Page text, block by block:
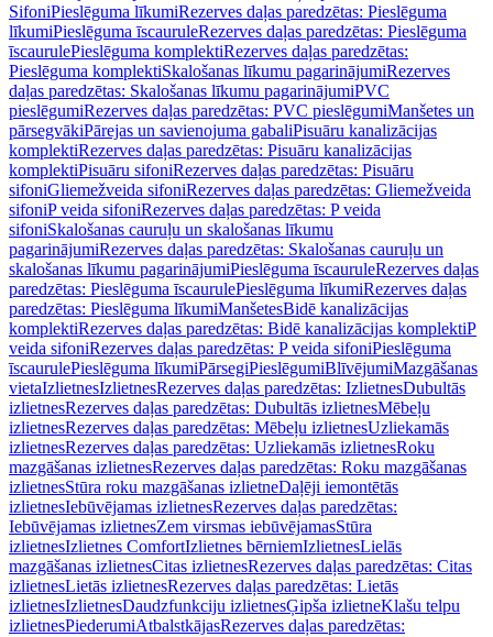
SifoniPieslēguma līkumiRezerves daļas paredzētas: Pieslēguma
līkumiPieslēguma īscauruleRezerves daļas paredzētas: Pieslēguma
īscaurulePieslēguma komplektiRezerves daļas paredzētas:
Pieslēguma komplektiSkalošanas līkumu pagarinājumiRezerves
daļas paredzētas: Skalošanas līkumu pagarinājumiPVC
pieslēgumiRezerves daļas paredzētas: PVC pieslēgumiManšetes un
pārsegvākiPārejas un savienojuma gabaliPisuāru kanalizācijas
komplektiRezerves daļas paredzētas: Pisuāru kanalizācijas
komplektiPisuāru sifoniRezerves daļas paredzētas: Pisuāru
sifoniGliemežveida sifoniRezerves daļas paredzētas: Gliemežveida
sifoniP veida sifoniRezerves daļas paredzētas: P veida
sifoniSkalošanas cauruļu un skalošanas līkumu
pagarinājumiRezerves daļas paredzētas: Skalošanas cauruļu un
skalošanas līkumu pagarinājumiPieslēguma īscauruleRezerves daļas
paredzētas: Pieslēguma īscaurulePieslēguma līkumiRezerves daļas
paredzētas: Pieslēguma līkumiManšetesBidē kanalizācijas
komplektiRezerves daļas paredzētas: Bidē kanalizācijas komplektiP
veida sifoniRezerves daļas paredzētas: P veida sifoniPieslēguma
īscaurulePieslēguma līkumiPārsegiPieslēgumiBlīvējumiMazgāšanas
vietaIzlietnesIzlietnesRezerves daļas paredzētas: IzlietnesDubultās
izlietnesRezerves daļas paredzētas: Dubultās izlietnesMēbeļu
izlietnesRezerves daļas paredzētas: Mēbeļu izlietnesUzliekamās
izlietnesRezerves daļas paredzētas: Uzliekamās izlietnesRoku
mazgāšanas izlietnesRezerves daļas paredzētas: Roku mazgāšanas
izlietnesStūra roku mazgāšanas izlietneDaļēji iemontētās
izlietnesIebūvējamas izlietnesRezerves daļas paredzētas:
Iebūvējamas izlietnesZem virsmas iebūvējamasStūra
izlietnesIzlietnes ComfortIzlietnes bērniemIzlietnesLielās
mazgāšanas izlietnesCitas izlietnesRezerves daļas paredzētas: Citas
izlietnesLietās izlietnesRezerves daļas paredzētas: Lietās
izlietnesIzlietnesDaudzfunkciju izlietnesĢipša izlietneKlašu telpu
izlietnesPiederumiAtbalstkājasRezerves daļas paredzētas: